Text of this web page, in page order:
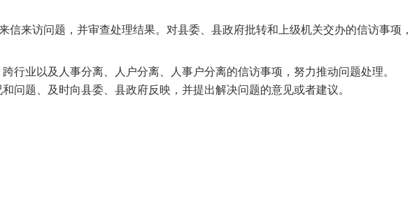
信来访问题，并审查处理结果。对县委、县政府批转和上级机关交办的信访事项
行业以及人事分离、人户分离、人事户分离的信访事项，努力推动问题处理。
问题、及时向县委、县政府反映，并提出解决问题的意见或者建议。